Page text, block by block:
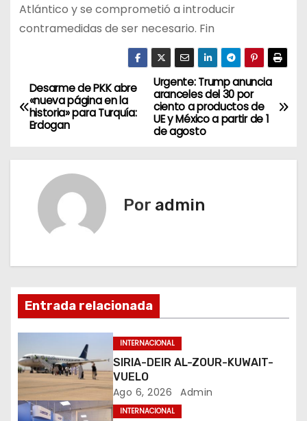
Atlántico y se comprometió a introducir
contramedidas de ser necesario. Fin
N
a
c
i
ó
n
d
e
Urgente: Trump anuncia
aranceles del 30 por
ciento a productos de
UE y México a partir de 1
de agosto
Desarme de PKK abre
«nueva página en la
historia» para Turquía:
Erdogan
Por admin
Entrada relacionada
INTERNACIONAL
SIRIA-DEIR AL-ZOUR-KUWAIT-
VUELO
Ago 6, 2026 Admin
INTERNACIONAL